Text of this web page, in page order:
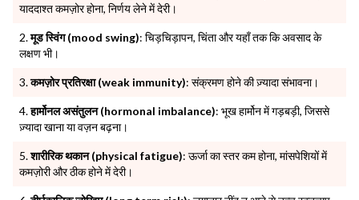
याददाश्त कमज़ोर होना, निर्णय लेने में देरी।
मूड स्विंग (mood swing): चिड़चिड़ापन, चिंता और यहाँ तक कि अवसाद के
लक्षण भी।
कमज़ोर प्रतिरक्षा (weak immunity): संक्रमण होने की ज़्यादा संभावना।
हार्मोनल असंतुलन (hormonal imbalance): भूख हार्मोन में गड़बड़ी, जिससे
ज़्यादा खाना या वज़न बढ़ना।
शारीरिक थकान (physical fatigue): ऊर्जा का स्तर कम होना, मांसपेशियों में
कमज़ोरी और ठीक होने में देरी।